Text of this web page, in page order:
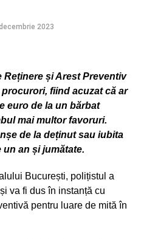
de 1.250 lei, motiv pentru
telefonic, datele
retrasă suma de 1.250 din
a fost contactată
ce s-a recomandat a fi
energetice, aceasta
a încă 2.500 lei la un
a putea retrage câștigul
s-a deplasat în
la ATM suma de 2.500 lei.
2023
și Arest Preventiv
fiind acuzat că ar
euro de la un bărbat
mai multor favoruri.
de la deținut sau iubita
an și jumătate.
București, polițistul a
va fi dus în instanță cu
pentru luare de mită în